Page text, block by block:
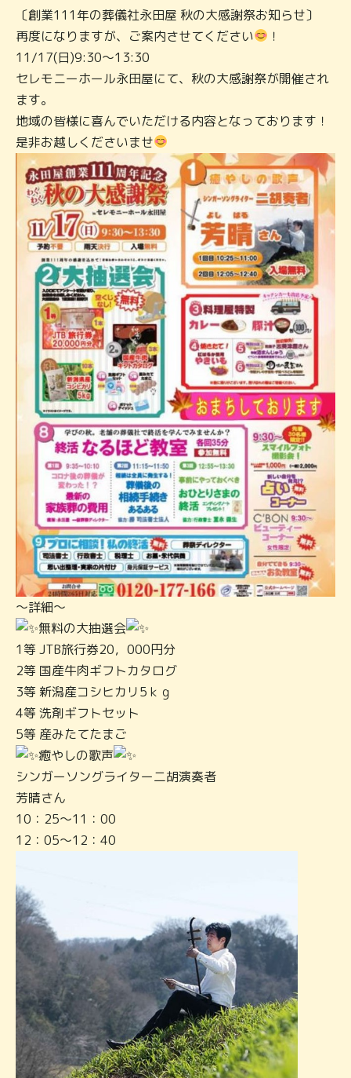
〔創業111年の葬儀社永田屋 秋の大感謝祭お知らせ〕
再度になりますが、ご案内させてください
！
11/17(日)9:30〜13:30
セレモニーホール永田屋にて、秋の大感謝祭が開催され
ます。
地域の皆様に喜んでいただける内容となっております！
是非お越しくださいませ
～詳細～
無料の大抽選会
1等 JTB旅行券20，000円分
2等 国産牛肉ギフトカタログ
3等 新潟産コシヒカリ5ｋｇ
4等 洗剤ギフトセット
5等 産みたてたまご
癒やしの歌声
シンガーソングライター二胡演奏者
芳晴さん
10：25～11：00
12：05～12：40